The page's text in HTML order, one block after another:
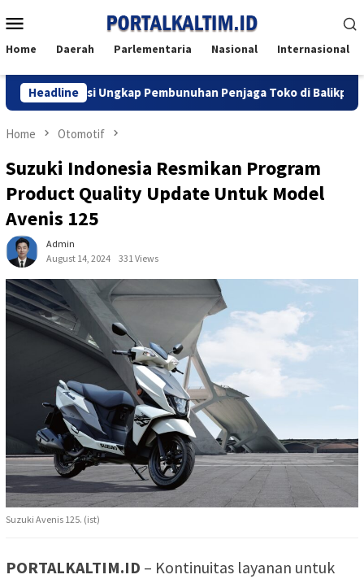
to
Menu
Home Daerah Parlementaria Nasional Internasional
Headline
Ungkap Pembunuhan Penjaga Toko di Balikpapan Utara
Home Otomotif
Suzuki Indonesia Resmikan Program
Product Quality Update Untuk Model
Avenis 125
Admin
August 14, 2024
331 Views
Suzuki Avenis 125. (ist)
PORTALKALTIM.ID – Kontinuitas layanan untuk